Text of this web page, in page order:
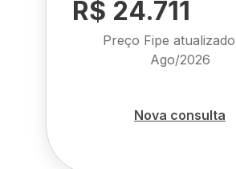
R$ 24.711
Preço Fipe
Ago/2026
Nova consulta